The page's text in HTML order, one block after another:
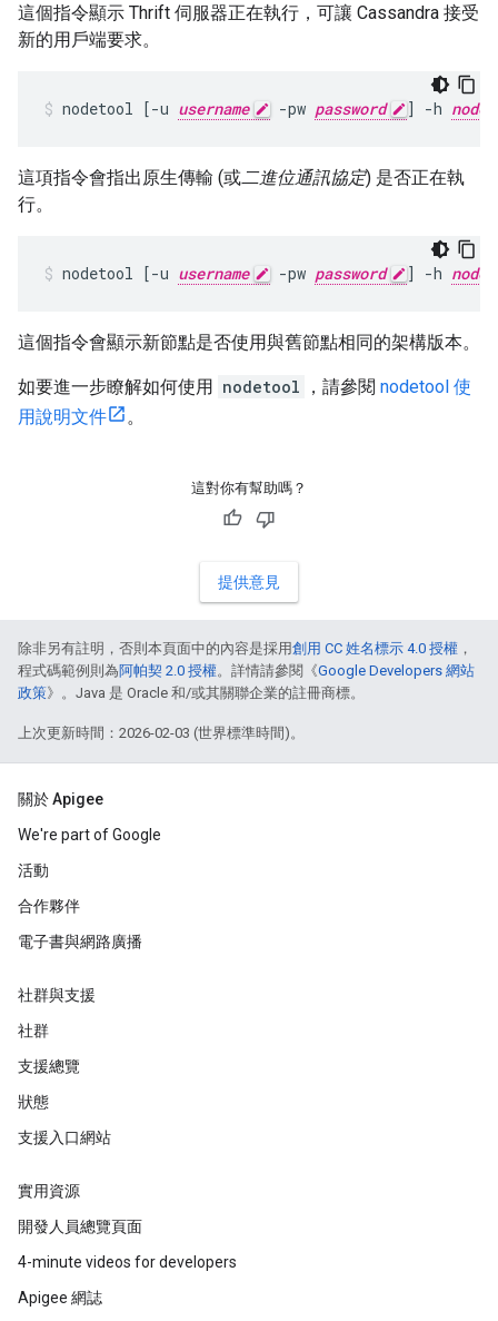
這個指令顯示 Thrift 伺服器正在執行，可讓 Cassandra 接受
新的用戶端要求。
nodetool [-u username -pw password ] -h
這項指令會指出原生傳輸 (或二進位通訊協定) 是否正在執
行。
nodetool [-u username -pw password ] -h
這個指令會顯示新節點是否使用與舊節點相同的架構版本。
如要進一步瞭解如何使用 nodetool ，請參閱 nodetool 使
用說明文件
。
這對你有幫助嗎？
提供意見
除非另有註明，否則本頁面中的內容是採用創用 CC 姓名標示 4.0 授權 ，
程式碼範例則為阿帕契 2.0 授權。詳情請參閱《Google Developers 網站
政策》。Java 是 Oracle 和/或其關聯企業的註冊商標。
上次更新時間：2026-02-03 (世界標準時間)。
關於 Apigee
We're part of Google
活動
合作夥伴
電子書與網路廣播
社群與支援
社群
支援總覽
狀態
支援入口網站
實用資源
開發人員總覽頁面
4-minute videos for developers
Apigee 網誌